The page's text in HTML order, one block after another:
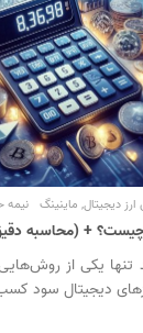
دیجیتال, ماینینگ نیمه
+ (محاسبه دقیق
تنها یکی از
دیجیتال سود